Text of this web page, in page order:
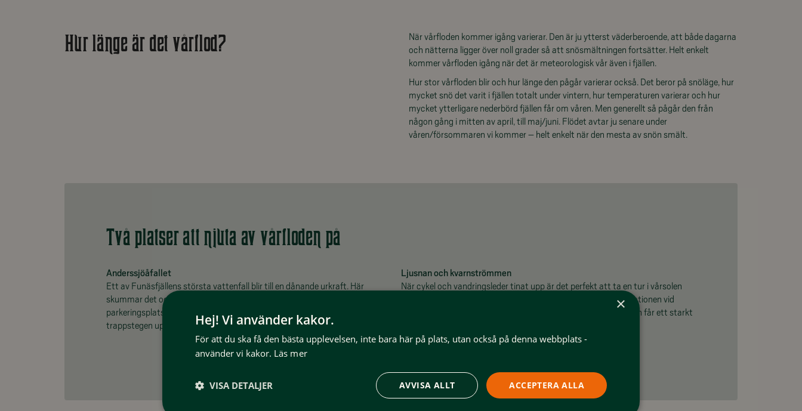
Hur länge är det vårflod?
När vårfloden kommer igång varierar. Den är ju ytterst väderberoende, att både dagarna
och nätterna ligger över noll grader så att snösmältningen fortsätter. Helt enkelt
kommer vårfloden igång när det är meteorologisk vår även i fjällen.
Hur stor vårfloden blir och hur länge den pågår varierar också. Det beror på snöläge, hur
mycket snö det varit i fjällen totalt under vintern, hur temperaturen varierar och hur
mycket ytterligare nederbörd fjällen får om våren. Men generellt så pågår den från
någon gång i mitten av april, till maj/juni. Flödet avtar ju senare under
våren/försommaren vi kommer – helt enkelt när den mesta av snön smält.
Två platser att njuta av vårfloden på
Anderssjöåfallet
Ett av Funäsfjällens största vattenfall blir till en dånande urkraft. Här
skummar det och brusar rejält. Hit kan du ta bilen och parkera på
parkeringsplatsen och antingen kolla på håll, eller ta de många
trappstegen upp för att spana på kraften ovanifrån.
Ljusnan och kvarnströmmen
När cykel och vandringsleder tinat upp är det perfekt att ta en tur i vårsolen
(eller försommarsolen) och lyssna till ljusnans brus. Vid kraftstationen vid
Kvarströmmen blir det som ett litet vattenfall, men hela Ljusnan får ett starkt
×
Hej! Vi använder kakor.
För att du ska få den bästa upplevelsen, inte bara här på plats, utan också på denna webbplats -
använder vi kakor. Läs mer
ACCEPTERA ALLA
AVVISA ALLT
VISA DETALJER